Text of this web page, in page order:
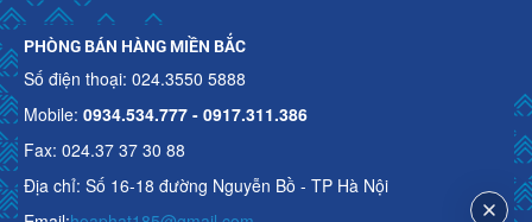
PHÒNG BÁN HÀNG MIỀN BẮC
Số điện thoại: 024.3550 5888
Mobile: 0934.534.777 - 0917.311.386
Fax: 024.37 37 30 88
Địa chỉ: Số 16-18 đường Nguyễn Bồ - TP Hà Nội